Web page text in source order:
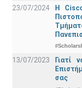
23/07/2024
Η
13/07/2023
Γιατί
σας